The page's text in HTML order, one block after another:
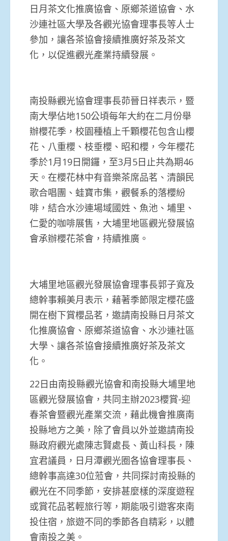
日月茶文化推廣協會、原鄉茶道協會、水
沙連社區大學及各觀光協會理事長等人士
參加，讓各茶協會接續推廣好茶及茶文
化，以促進觀光產業持續發展。
南投縣觀光協會理事長茆晉日祥表示，暨
南大學佔地150公頃每年大約在二月份舉
辦櫻花季，校園種植上千顆櫻花包含山櫻
花、八重櫻、枝垂櫻、昭和櫻，今年櫻花
季於1月19日開鑼，至3月5日止共為期46
天。在櫻花林中有音樂茶席品茗、清韻民
歌合唱團、蛙寶市集，觀餐系的落櫻紛
啡，結合水沙連場域國姓、魚池、埔里、
仁愛的咖啡展售，大埔里地區觀光發展協
會承辦櫻花茶會，持續推廣。
大埔里地區觀光發展協會理事長郭子寬及
總幹事賴美月表示，藉著季節限定櫻花盛
開在樹下賞櫻品茗，邀請南投縣日月茶文
化推廣協會、原鄉茶道協會、水沙連社區
大學、讓各茶協會接續推廣好茶及茶文
化。
22日由南投縣觀光協會和南投縣大埔里地
區觀光發展協會，共同主辦2023櫻賞-迎
春茶會暨觀光產業交流，藉此機會推廣南
投縣地方之美，除了會員以外並邀請南投
縣政府觀光處陳志賢處長、黃山科長，陳
宜君議員，日月潭觀光圈各協會理事長、
總幹事高達30位蒞會，共同探討南投縣的
觀光在不同季節，安排甚麼樣的深度遊程
或賞花品茗輕旅行等，期能吸引遊客來南
投住宿，旅遊不同的季節各自精彩，以體
會南投之美。